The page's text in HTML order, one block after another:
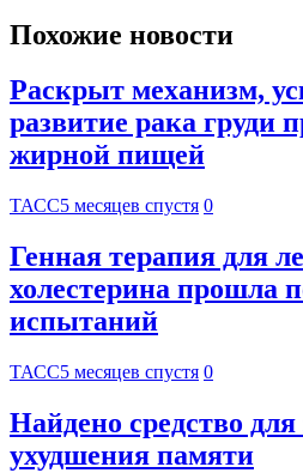
Похожие новости
Раскрыт механизм,
развитие рака груди
жирной пищей
ТАСС5 месяцев спустя 0
Генная терапия для
холестерина прошла
испытаний
ТАСС5 месяцев спустя 0
Найдено средство
ухудшения памяти